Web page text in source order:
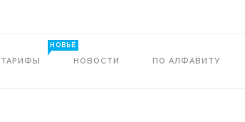
ТАРИФЫ
НОВЬЁ
НОВОСТИ ПО АЛФАВИТУ